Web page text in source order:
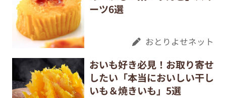
ーツ6選
おとりよせネット
おいも好き必見！お取り寄せ
したい「本当においしい干し
いも＆焼きいも」5選